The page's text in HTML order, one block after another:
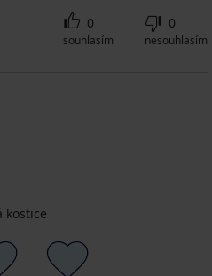
0
souhlasím
0
nesouhlasím
kostice